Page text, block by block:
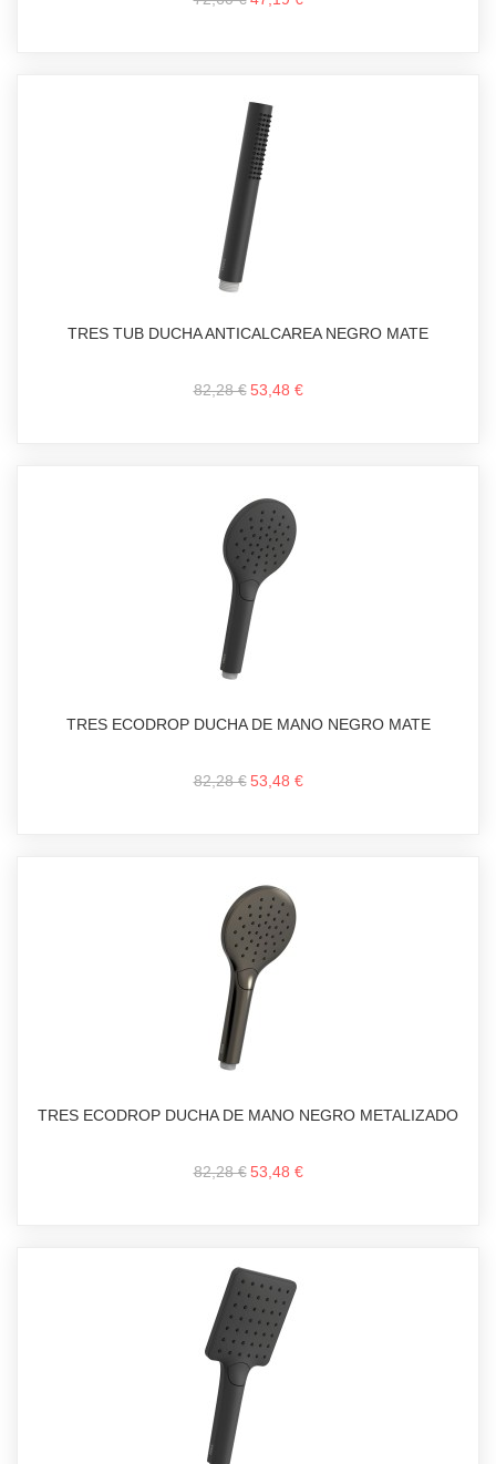
TRES TUB DUCHA ANTICALCAREA NEGRO MATE
82,28 € 53,48 €
TRES ECODROP DUCHA DE MANO NEGRO MATE
82,28 € 53,48 €
TRES ECODROP DUCHA DE MANO NEGRO METALIZADO
82,28 € 53,48 €